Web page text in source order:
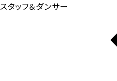
スタッフ＆ダンサー